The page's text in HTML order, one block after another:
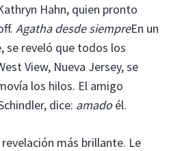
Hahn, quien pronto
Agatha desde siempreEn un
se reveló que todos los
View, Nueva Jersey, se
los hilos. El amigo
dice: amadoél.
más brillante. Le